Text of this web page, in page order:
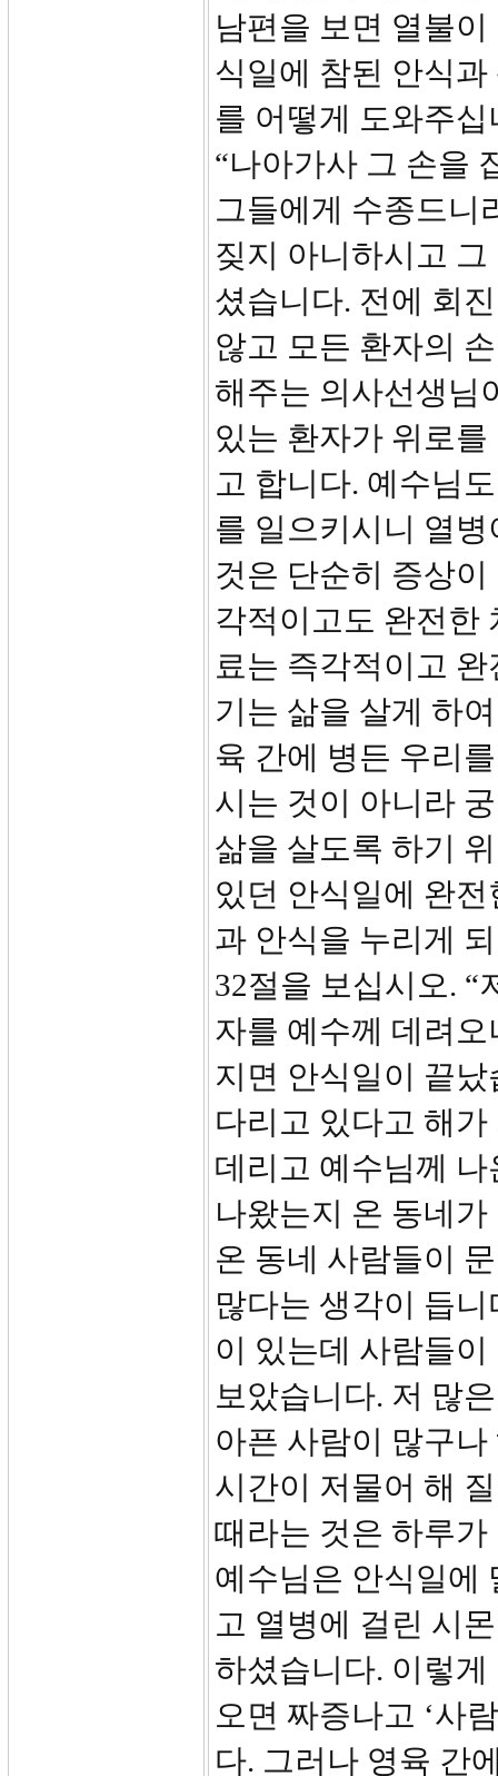
남편을 보면 열불
식일에 참된 안식
를 어떻게 도와주
“나아가사 그 손을
그들에게 수종드니
짖지 아니하시고
셨습니다. 전에 회
않고 모든 환자의
해주는 의사선생님
있는 환자가 위로
고 합니다. 예수님
를 일으키시니 열
것은 단순히 증상
각적이고도 완전한
료는 즉각적이고
기는 삶을 살게 하
육 간에 병든 우리
시는 것이 아니라
삶을 살도록 하기
있던 안식일에 완
과 안식을 누리게
32절을 보십시오. “
자를 예수께 데려
지면 안식일이 끝
다리고 있다고 해
데리고 예수님께
나왔는지 온 동네
온 동네 사람들이
많다는 생각이 듭
이 있는데 사람들
보았습니다. 저 많
아픈 사람이 많구
시간이 저물어 해
때라는 것은 하루
예수님은 안식일에
고 열병에 걸린 시
하셨습니다. 이렇
오면 짜증나고 ‘사
다. 그러나 영육 간